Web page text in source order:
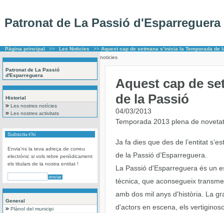
Patronat de La Passió d'Esparreguera
Pàgina principal >> Les Noticies >> Aquest cap de setmana s’inicia la Temporada de
Patronat de La Passió
d'Esparreguera
Historial
Les nostres notícies
Les nostres activitats
Subscriu-t'hi
Envia'ns la teva adreça de correu
electrònic si vols rebre periòdicament
els titulars de la nostra entitat !
General
Plànol del municipi
noticies
Aquest cap de
de la Passió
04/03/2013
Temporada 2013 plena de
Ja fa dies que des de l’entitat
de la Passió d’Esparreguera.
La Passió d'Esparreguera és un
tècnica, que aconsegueix
amb dos mil anys d'història. La
d'actors en escena, els